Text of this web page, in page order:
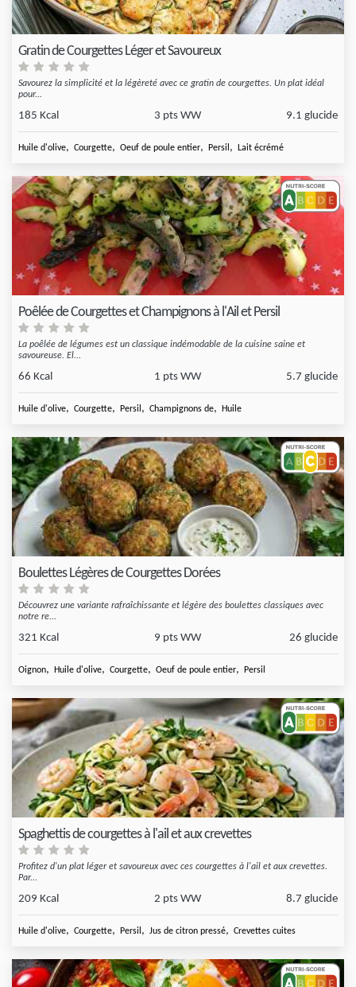
Gratin de Courgettes Léger et Savoureux
Savourez la simplicité et la légèreté avec ce gratin de courgettes. Un plat idéal
pour...
185 Kcal 3 pts WW 9.1 glucide
Huile d'olive, Courgette, Oeuf de poule entier, Persil , Lait écrémé
Poêlée de Courgettes et Champignons à l'Ail et Persil
La poêlée de légumes est un classique indémodable de la cuisine saine et
savoureuse. El...
66 Kcal 1 pts WW 5.7 glucide
Huile d'olive, Courgette, Persil , Champignons de, Huile
Boulettes Légères de Courgettes Dorées
Découvrez une variante rafraîchissante et légère des boulettes classiques avec
notre re...
321 Kcal 9 pts WW 26 glucide
Oignon, Huile d'olive, Courgette, Oeuf de poule entier, Persil
Spaghettis de courgettes à l'ail et aux crevettes
Profitez d'un plat léger et savoureux avec ces courgettes à l'ail et aux crevettes.
Par...
209 Kcal 2 pts WW 8.7 glucide
Huile d'olive, Courgette, Persil , Jus de citron pressé, Crevettes cuites